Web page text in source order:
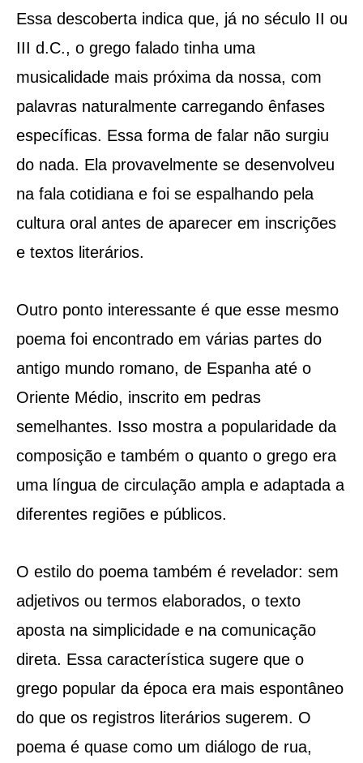
Essa descoberta indica que, já no século II ou
III d.C., o grego falado tinha uma
musicalidade mais próxima da nossa, com
palavras naturalmente carregando ênfases
específicas. Essa forma de falar não surgiu
do nada. Ela provavelmente se desenvolveu
na fala cotidiana e foi se espalhando pela
cultura oral antes de aparecer em inscrições
e textos literários.
Outro ponto interessante é que esse mesmo
poema foi encontrado em várias partes do
antigo mundo romano, de Espanha até o
Oriente Médio, inscrito em pedras
semelhantes. Isso mostra a popularidade da
composição e também o quanto o grego era
uma língua de circulação ampla e adaptada a
diferentes regiões e públicos.
O estilo do poema também é revelador: sem
adjetivos ou termos elaborados, o texto
aposta na simplicidade e na comunicação
direta. Essa característica sugere que o
grego popular da época era mais espontâneo
do que os registros literários sugerem. O
poema é quase como um diálogo de rua,